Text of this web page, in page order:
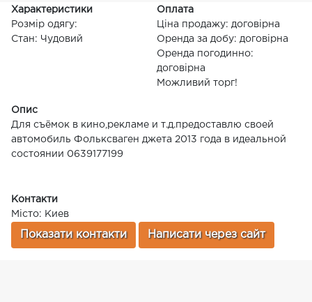
Характеристики
Розмір одягу:
Стан: Чудовий
Оплата
Ціна продажу: договірна
Оренда за добу: договірна
Оренда погодинно:
договірна
Можливий торг!
Опис
Для съёмок в кино,рекламе и т.д.предоставлю своей
автомобиль Фольксваген джета 2013 года в идеальной
состоянии 0639177199
Контакти
Місто: Киев
Показати контакти Написати через сайт